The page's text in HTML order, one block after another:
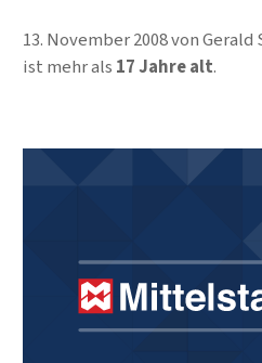
13. November 2008vonGerald
ist mehr als 17 Jahre alt.